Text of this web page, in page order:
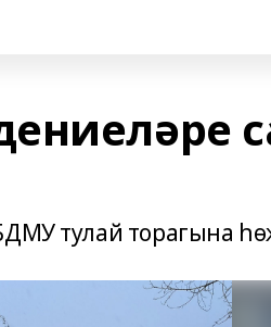
тулай торагына